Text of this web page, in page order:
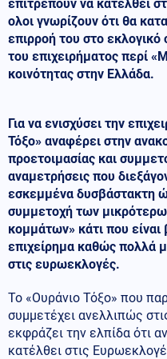
επιτρέπουν να κατέλθει
ολοι γνωρίζουν ότι θα
επιρροή του στο
του επιχειρήματος περί
κοινότητας στην Ελλάδα.
Για να ενισχύσει την
Τόξο» αναφέρει στην
προετοιμασίας και
αναμετρήσεις που
εσκεμμένα δυσβάστακτη
συμμετοχή των
κομμάτων» κάτι που
επιχείρημα καθώς πολλά
στις ευρωεκλογές.
Το «Ουράνιο Τόξο» που
συμμετέχει ανελλιπώς
εκφράζει την ελπίδα ότι
κατέλθει στις